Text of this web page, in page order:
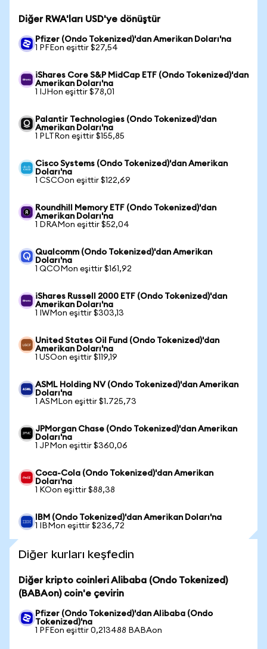
Diğer RWA'ları USD'ye dönüştür
Pfizer (Ondo Tokenized)'dan Amerikan Doları'na
1 PFEon eşittir $27,54
iShares Core S&P MidCap ETF (Ondo Tokenized)'dan
Amerikan Doları'na
1 IJHon eşittir $78,01
Palantir Technologies (Ondo Tokenized)'dan
Amerikan Doları'na
1 PLTRon eşittir $155,85
Cisco Systems (Ondo Tokenized)'dan Amerikan
Doları'na
1 CSCOon eşittir $122,69
Roundhill Memory ETF (Ondo Tokenized)'dan
Amerikan Doları'na
1 DRAMon eşittir $52,04
Qualcomm (Ondo Tokenized)'dan Amerikan
Doları'na
1 QCOMon eşittir $161,92
iShares Russell 2000 ETF (Ondo Tokenized)'dan
Amerikan Doları'na
1 IWMon eşittir $303,13
United States Oil Fund (Ondo Tokenized)'dan
Amerikan Doları'na
1 USOon eşittir $119,19
ASML Holding NV (Ondo Tokenized)'dan Amerikan
Doları'na
1 ASMLon eşittir $1.725,73
JPMorgan Chase (Ondo Tokenized)'dan Amerikan
Doları'na
1 JPMon eşittir $360,06
Coca-Cola (Ondo Tokenized)'dan Amerikan
Doları'na
1 KOon eşittir $88,38
IBM (Ondo Tokenized)'dan Amerikan Doları'na
1 IBMon eşittir $236,72
Diğer kurları keşfedin
Diğer kripto coinleri Alibaba (Ondo Tokenized)
(BABAon) coin'e çevirin
Pfizer (Ondo Tokenized)'dan Alibaba (Ondo
Tokenized)'na
1 PFEon eşittir 0,213488 BABAon